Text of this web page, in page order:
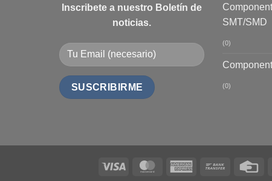
Inscribete a nuestro Boletín de
noticias.
SMT/SMD
(0)
(0)
Visa MasterCardAmerican
Bank